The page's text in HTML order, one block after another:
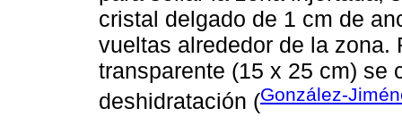
cristal delgado de 1 cm de
vueltas alrededor de la
transparente (15 x 25 cm) se
deshidratación (González-